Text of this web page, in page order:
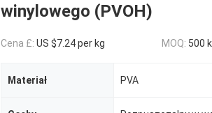
winylowego (PVOH)
Cena £: US $7.24 per kg MOQ: 500
Materiał PVA